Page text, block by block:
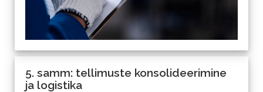
5. samm: tellimuste konsolideerimine
ja logistika